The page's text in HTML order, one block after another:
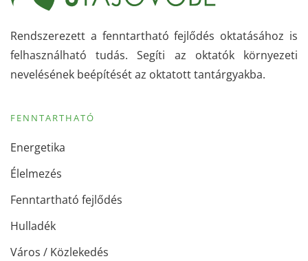
Rendszerezett a fenntartható fejlődés oktatásához is
felhasználható tudás. Segíti az oktatók környezeti
nevelésének beépítését az oktatott tantárgyakba.
FENNTARTHATÓ
Energetika
Élelmezés
Fenntartható fejlődés
Hulladék
Város / Közlekedés